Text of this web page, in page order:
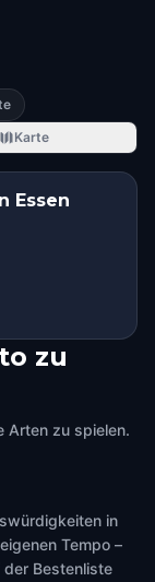
Karte
Essen
zu
Arten zu spielen.
in
Tempo –
der Bestenliste